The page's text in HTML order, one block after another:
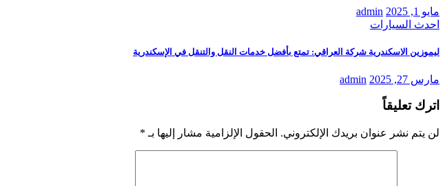
مايو 1, 2025
admin
احدث السيارات
ليموزين الاسكندرية شركة العراقي: تمتع بأفضل خدمات النقل والتنقل في الإسكندرية
مارس 27, 2025 admin
اترك تعليقاً
لن يتم نشر عنوان بريدك الإلكتروني. الحقول الإلزامية مشار إليها بـ *